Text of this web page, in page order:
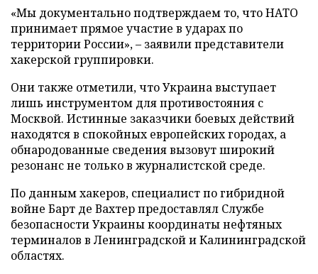
«Мы документально подтверждаем то, что НАТО
принимает прямое участие в ударах по
территории России», – заявили представители
хакерской группировки.
Они также отметили, что Украина выступает
лишь инструментом для противостояния с
Москвой. Истинные заказчики боевых действий
находятся в спокойных европейских городах, а
обнародованные сведения вызовут широкий
резонанс не только в журналистской среде.
По данным хакеров, специалист по гибридной
войне Барт де Вахтер предоставлял Службе
безопасности Украины координаты нефтяных
терминалов в Ленинградской и Калининградской
областях.